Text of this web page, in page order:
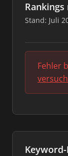
Rankings
Stand: Juli
Fehler